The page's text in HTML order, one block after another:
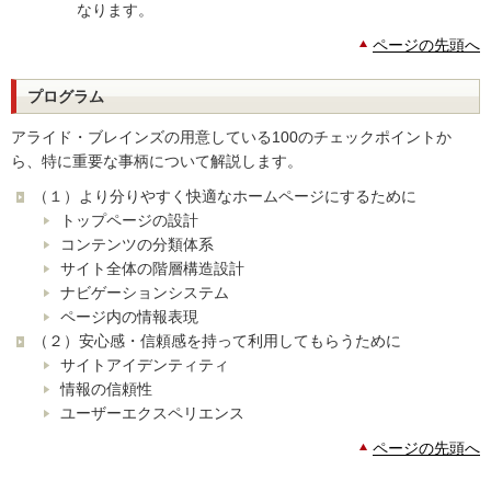
なります。
ページの先頭へ
プログラム
アライド・ブレインズの用意している100のチェックポイントか
ら、特に重要な事柄について解説します。
（１）より分りやすく快適なホームページにするために
トップページの設計
コンテンツの分類体系
サイト全体の階層構造設計
ナビゲーションシステム
ページ内の情報表現
（２）安心感・信頼感を持って利用してもらうために
サイトアイデンティティ
情報の信頼性
ユーザーエクスペリエンス
ページの先頭へ